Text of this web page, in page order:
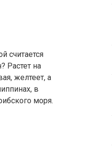
считается
Растет на
желтеет, а
в
моря.